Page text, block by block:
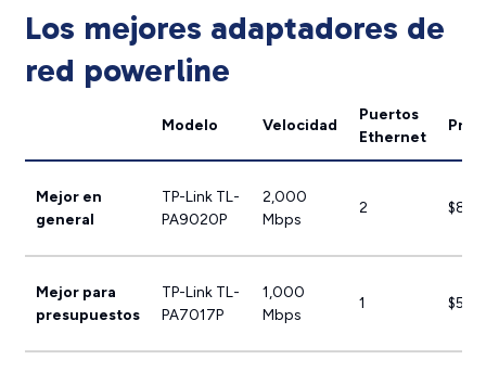
Los mejores adaptadores de
red powerline
Modelo Velocidad
Puertos
Ethernet
Mejor en
general
TP-Link TL-
PA9020P
2,000
Mbps
2
Mejor para
presupuestos
TP-Link TL-
PA7017P
1,000
Mbps
1